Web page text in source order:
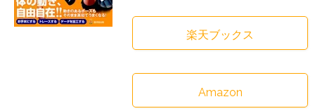
楽天ブックス
Amazon